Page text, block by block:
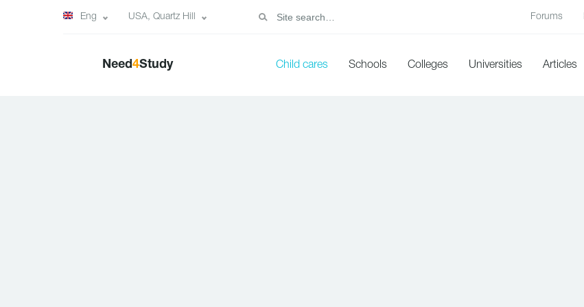
Eng USA, Quartz Hill Forums
Need4Study Child cares Schools Colleges Universities Articles